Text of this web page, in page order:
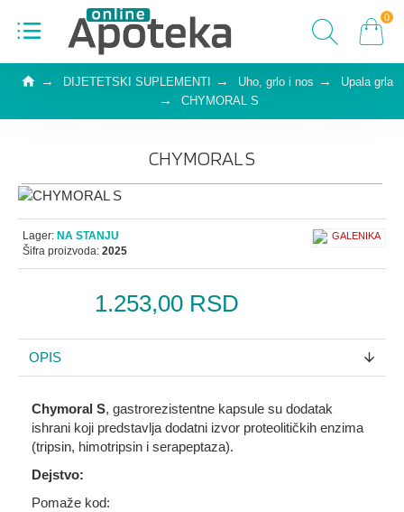
0
DIJETETSKI SUPLEMENTI Uho, grlo i nos
Upala grla
CHYMORAL S
CHYMORAL S
1.253,00 RSD
Lager: NA STANJU
Šifra proizvoda: 2025
OPIS
Chymoral S, gastrorezistentne kapsule su dodatak
ishrani koji predstavlja dodatni izvor proteolitičkih enzima
(tripsin, himotripsin i serapeptaza).
Dejstvo:
Pomaže kod: